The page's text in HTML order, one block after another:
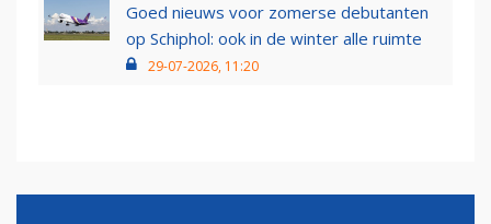
Goed nieuws voor zomerse debutanten
op Schiphol: ook in de winter alle ruimte
29-07-2026, 11:20